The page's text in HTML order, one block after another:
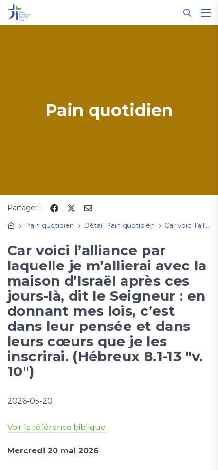
Pain quotidien
Partager :
Pain quotidien
Détail Pain quotidien Car voici l’alliance par laquelle je m’allierai avec la maison d’Israël après ces jours-là, dit le Seigneur : en donnant mes lois, c’est dans leur pensée et dans leurs cœurs que je les inscrirai. (Hébreux 8.1-13 "v. 10")
Car voici l’alliance par
laquelle je m’allierai avec la
maison d’Israël après ces
jours-là, dit le Seigneur : en
donnant mes lois, c’est
dans leur pensée et dans
leurs cœurs que je les
inscrirai. (Hébreux 8.1-13 "v.
10")
2026-05-20
Voir la référence biblique
Mercredi 20 mai 2026
Panneau de gestion des cookies